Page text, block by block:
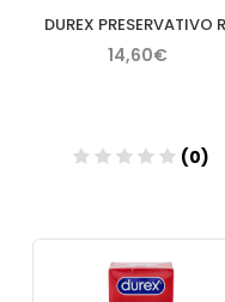
14,60€
(0)